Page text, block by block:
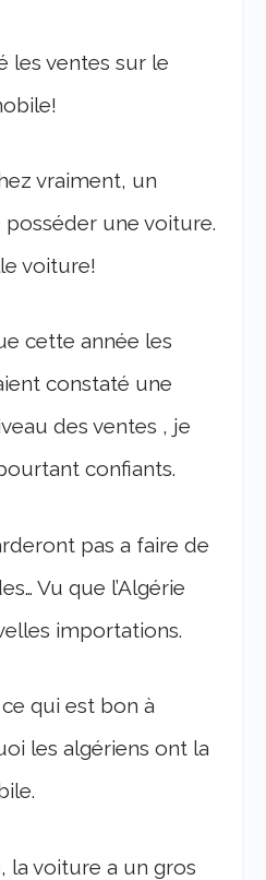
les ventes sur le
vraiment, un
une voiture.
voiture!
cette année les
constaté une
des ventes , je
confiants.
pas a faire de
Vu que l’Algérie
importations.
qui est bon à
les algériens ont la
la voiture a un gros